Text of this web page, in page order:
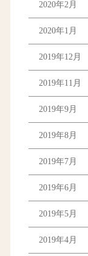
2020年2月
2020年1月
2019年12月
2019年11月
2019年9月
2019年8月
2019年7月
2019年6月
2019年5月
2019年4月